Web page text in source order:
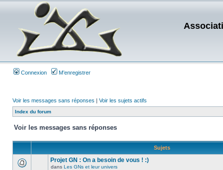
Connexion M’enregistrer
Voir les messages sans réponses | Voir les sujets actifs
Index du forum
Voir les messages sans réponses
Sujets
Projet GN : On a besoin de vous ! :)
dans Les GNs et leur univers